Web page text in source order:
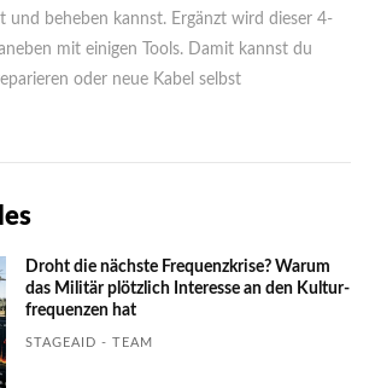
und beheben kannst. Ergänzt wird dieser 4-
mit einigen Tools. Damit kannst du
oder neue Kabel selbst
Droht die nächste Frequenzkrise? Warum
das Mili­tär plötzlich Inte­resse an den Kultur­
fre­quen­zen hat
STAGEAID - TEAM